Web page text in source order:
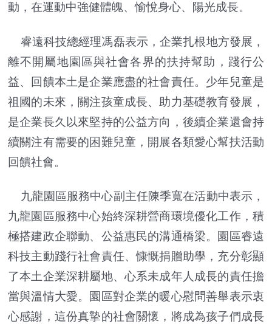
動，在運動中強健體魄、愉悅身心、陽光成長。
睿遠科技總經理馮磊表示，企業扎根地方發展，
離不開屬地園區與社會各界的扶持幫助，踐行公
益、回饋本土是企業應盡的社會責任。少年兒童是
祖國的未來，關注孩童成長、助力基礎教育發展，
是企業長久以來堅持的公益方向，後續企業還會持
續關注有需要的困難兒童，開展各類愛心幫扶活動
回饋社會。
九龍園區服務中心副主任陳季寬在活動中表示，
九龍園區服務中心始終深耕營商環境優化工作，積
極搭建政企聯動、公益惠民的溝通橋梁。園區睿遠
科技主動踐行社會責任、慷慨捐贈助學，充分彰顯
了本土企業深耕屬地、心系未成年人成長的責任擔
當與溫情大愛。園區對企業的暖心慰問善舉表示衷
心感謝，這份真摯的社會關懷，將成為孩子們成長